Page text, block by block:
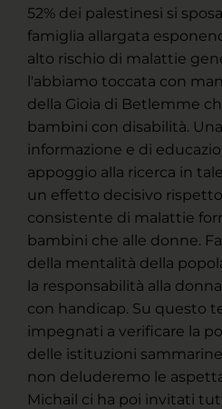
52% dei palestinesi si
famiglia allargata
alto rischio di malattie
l'abbiamo toccata con
della Gioia di Betlemme
bambini con disabilità.
informazione e di
appoggio alla ricerca in
un effetto decisivo
consistente di malattie
bambini che alle donne.
della mentalità della
la responsabilità alla
con handicap. Su questo
impegnati a verificare la
delle istituzioni
non deluderemo le
Michail ci ha poi invitati